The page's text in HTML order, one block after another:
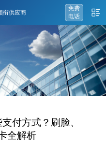
衔供应商
免费
电话
付方式？刷脸、
全解析